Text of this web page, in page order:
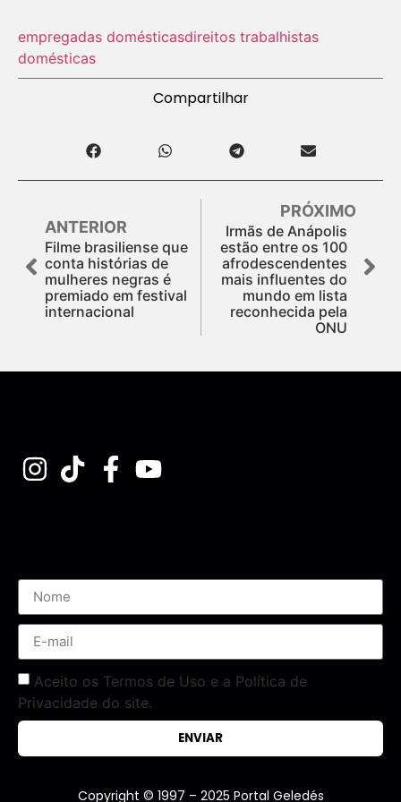
empregadas domésticasdireitos trabalhistas
domésticas
Compartilhar
ANTERIOR
Filme brasiliense que
conta histórias de
mulheres negras é
premiado em festival
internacional
PRÓXIMO
Irmãs de Anápolis
estão entre os 100
afrodescendentes
mais influentes do
mundo em lista
reconhecida pela
ONU
Aceito os Termos de Uso e a Política de
Privacidade do site.
ENVIAR
Copyright © 1997 – 2025 Portal Geledés